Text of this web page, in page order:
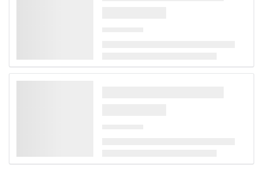
Từ Gala '1 Đêm – Ngàn Ước